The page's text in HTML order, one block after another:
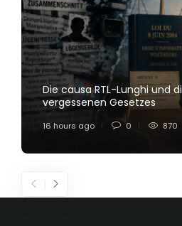
Die causa RTL-Lunghi und
vergessenen Gesetzes
16 hours ago 0 870